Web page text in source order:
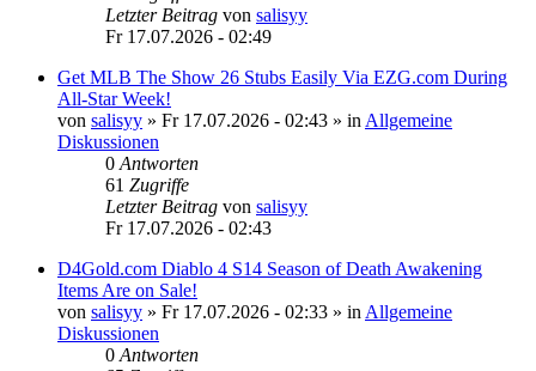
Letzter Beitrag von salisyy
Fr 17.07.2026 - 02:49
Get MLB The Show 26 Stubs Easily Via EZG.com During
All-Star Week!
von salisyy » Fr 17.07.2026 - 02:43 » in Allgemeine
Diskussionen
0 Antworten
61 Zugriffe
Letzter Beitrag von salisyy
Fr 17.07.2026 - 02:43
D4Gold.com Diablo 4 S14 Season of Death Awakening
Items Are on Sale!
von salisyy » Fr 17.07.2026 - 02:33 » in Allgemeine
Diskussionen
0 Antworten